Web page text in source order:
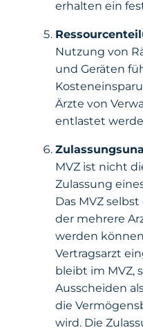
erhalten ein
Nutzung von
und Geräten
Ärzte von
entlastet
MVZ ist nicht
Zulassung
Das MVZ
der mehrere
werden
Vertragsarzt
bleibt im MVZ,
Ausscheiden
die
wird. Die